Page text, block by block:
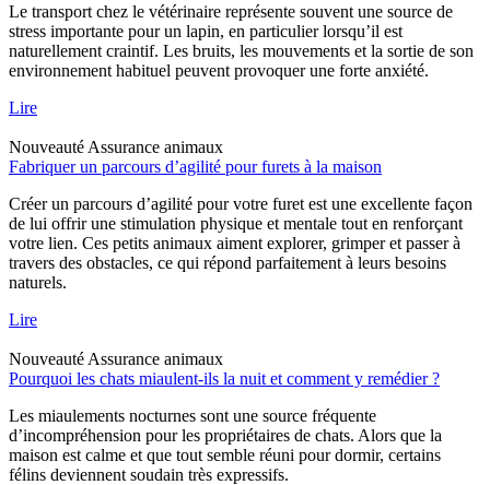
Le transport chez le vétérinaire représente souvent une source de
stress importante pour un lapin, en particulier lorsqu’il est
naturellement craintif. Les bruits, les mouvements et la sortie de son
environnement habituel peuvent provoquer une forte anxiété.
Lire
Nouveauté Assurance animaux
Fabriquer un parcours d’agilité pour furets à la maison
Créer un parcours d’agilité pour votre furet est une excellente façon
de lui offrir une stimulation physique et mentale tout en renforçant
votre lien. Ces petits animaux aiment explorer, grimper et passer à
travers des obstacles, ce qui répond parfaitement à leurs besoins
naturels.
Lire
Nouveauté Assurance animaux
Pourquoi les chats miaulent-ils la nuit et comment y remédier ?
Les miaulements nocturnes sont une source fréquente
d’incompréhension pour les propriétaires de chats. Alors que la
maison est calme et que tout semble réuni pour dormir, certains
félins deviennent soudain très expressifs.